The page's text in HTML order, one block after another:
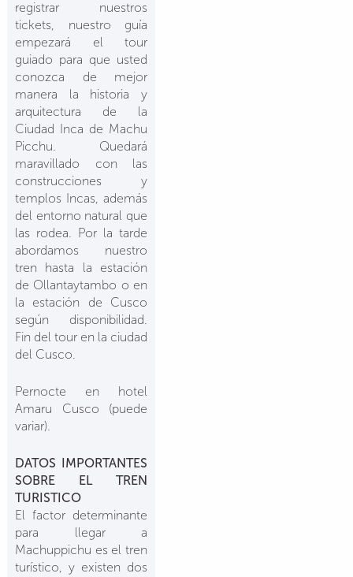
registrar nuestros
tickets, nuestro guía
empezará el tour
guiado para que usted
conozca de mejor
manera la historia y
arquitectura de la
Ciudad Inca de Machu
Picchu. Quedará
maravillado con las
construcciones y
templos Incas, además
del entorno natural que
las rodea. Por la tarde
abordamos nuestro
tren hasta la estación
de Ollantaytambo o en
la estación de Cusco
según disponibilidad.
Fin del tour en la ciudad
del Cusco.
Pernocte en hotel
Amaru Cusco (puede
variar).
DATOS IMPORTANTES
SOBRE EL TREN
TURISTICO
El factor determinante
para llegar a
Machuppichu es el tren
turístico, y existen dos